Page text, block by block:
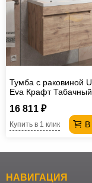
Тумба с раковиной
Eva Крафт
16 811 ₽
В
Купить в 1 клик
НАВИГАЦИЯ